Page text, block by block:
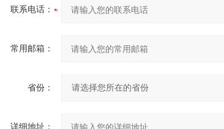
联系电话：
常用邮箱：
省份：
详细地址：